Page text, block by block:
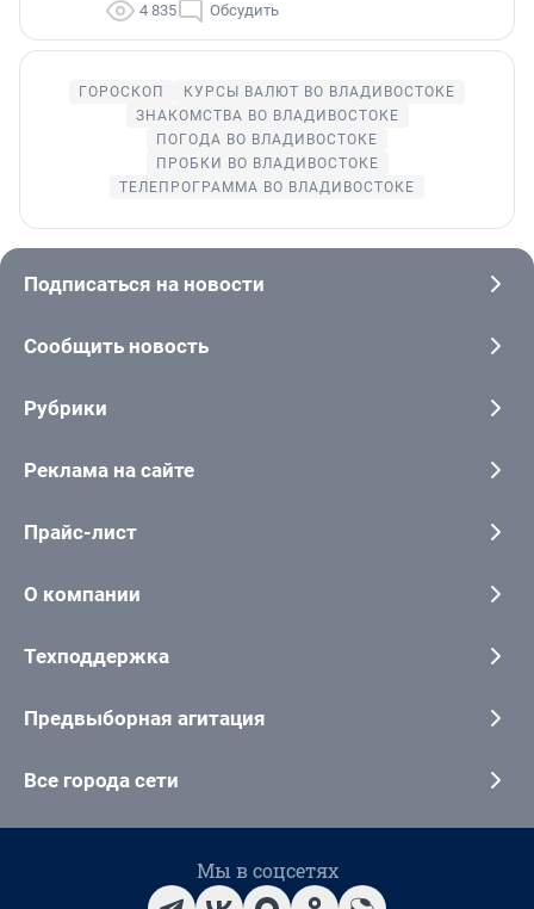
4 835 Обсудить
ГОРОСКОП
КУРСЫ ВАЛЮТ ВО ВЛАДИВОСТОКЕ
ЗНАКОМСТВА ВО ВЛАДИВОСТОКЕ
ПОГОДА ВО ВЛАДИВОСТОКЕ
ПРОБКИ ВО ВЛАДИВОСТОКЕ
ТЕЛЕПРОГРАММА ВО ВЛАДИВОСТОКЕ
Подписаться на новости
Сообщить новость
Рубрики
Реклама на сайте
Прайс-лист
О компании
Техподдержка
Предвыборная агитация
Все города сети
Мы в соцсетях